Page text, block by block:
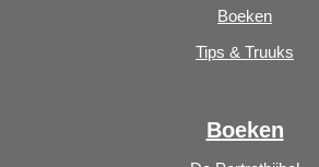
Boeken
Tips & Truuks
Boeken